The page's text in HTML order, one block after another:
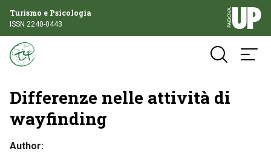
Turismo e Psicologia
ISSN 2240-0443
Differenze nelle attività di
wayfinding
Author